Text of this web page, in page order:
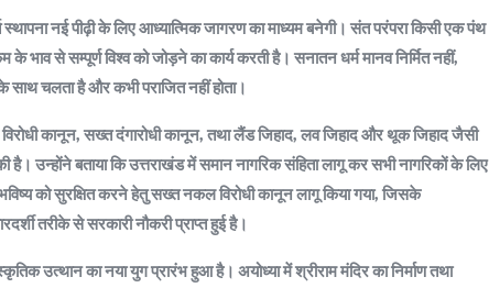
स्थापना नई पीढ़ी के लिए आध्यात्मिक जागरण का माध्यम बनेगी। संत परंपरा किसी एक पंथ
से सम्पूर्ण विश्व को जोड़ने का कार्य करती है। सनातन धर्म मानव निर्मित नहीं,
साथ चलता है और कभी पराजित नहीं होता।
कानून, सख्त दंगारोधी कानून, तथा लैंड जिहाद, लव जिहाद और थूक जिहाद जैसी
है। उन्होंने बताया कि उत्तराखंड में समान नागरिक संहिता लागू कर सभी नागरिकों के लिए
को सुरक्षित करने हेतु सख्त नकल विरोधी कानून लागू किया गया, जिसके
तरीके से सरकारी नौकरी प्राप्त हुई है।
उत्थान का नया युग प्रारंभ हुआ है। अयोध्या में श्रीराम मंदिर का निर्माण तथा